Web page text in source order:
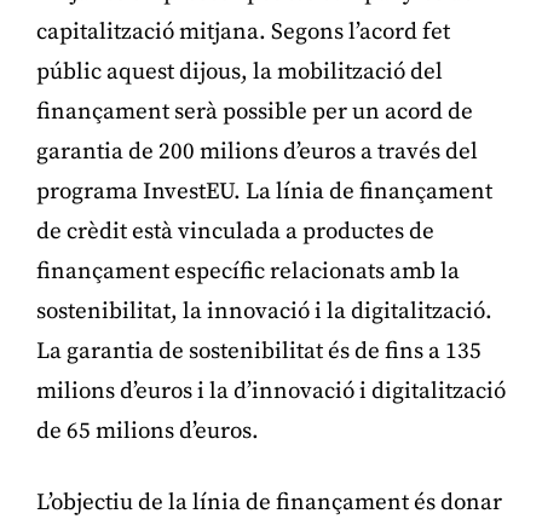
capitalització mitjana. Segons l’acord fet
públic aquest dijous, la mobilització del
finançament serà possible per un acord de
garantia de 200 milions d’euros a través del
programa InvestEU. La línia de finançament
de crèdit està vinculada a productes de
finançament específic relacionats amb la
sostenibilitat, la innovació i la digitalització.
La garantia de sostenibilitat és de fins a 135
milions d’euros i la d’innovació i digitalització
de 65 milions d’euros.
L’objectiu de la línia de finançament és donar